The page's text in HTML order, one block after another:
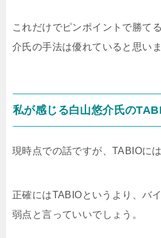
これだけでピンポイントで勝て
介氏の手法は優れていると思いま
私が感じる白山悠介氏の
現時点での話ですが、TABIOに
正確にはTABIOというより、バ
弱点と言っていいでしょう。